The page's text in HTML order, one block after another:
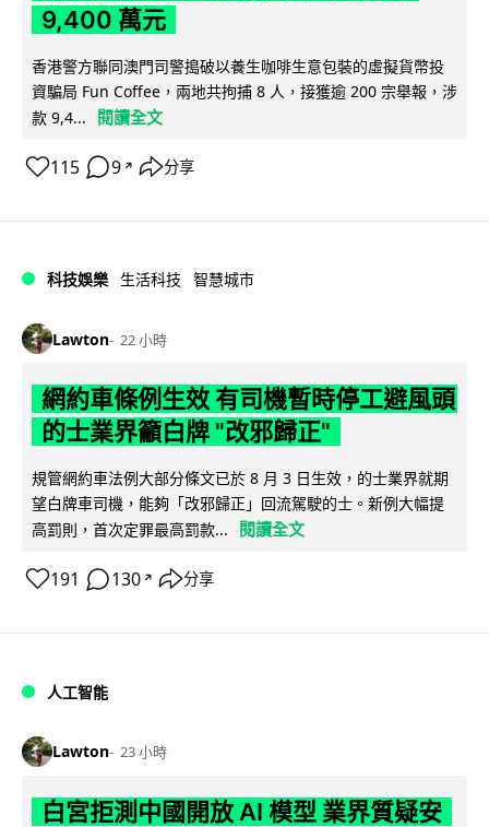
9,400 萬元
香港警方聯同澳門司警搗破以養生咖啡生意包裝的虛擬貨幣投
資騙局 Fun Coffee，兩地共拘捕 8 人，接獲逾 200 宗舉報，涉
款 9,4...
閱讀全文
115 9 ↗ 分享
科技娛樂 生活科技 智慧城市
Lawton 22 小時
網約車條例生效 有司機暫時停工避風頭
的士業界籲白牌 "改邪歸正"
規管網約車法例大部分條文已於 8 月 3 日生效，的士業界就期
望白牌車司機，能夠「改邪歸正」回流駕駛的士。新例大幅提
高罰則，首次定罪最高罰款...
閱讀全文
191 130 ↗ 分享
人工智能
Lawton 23 小時
白宮拒測中國開放 AI 模型 業界質疑安